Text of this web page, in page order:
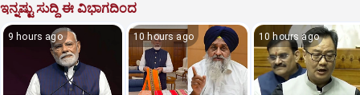
ಇನ್ನಷ್ಟು ಸುದ್ದಿ ಈ ವಿಭಾಗದಿಂದ
9 hours ago 10 hours ago 10 hours ago